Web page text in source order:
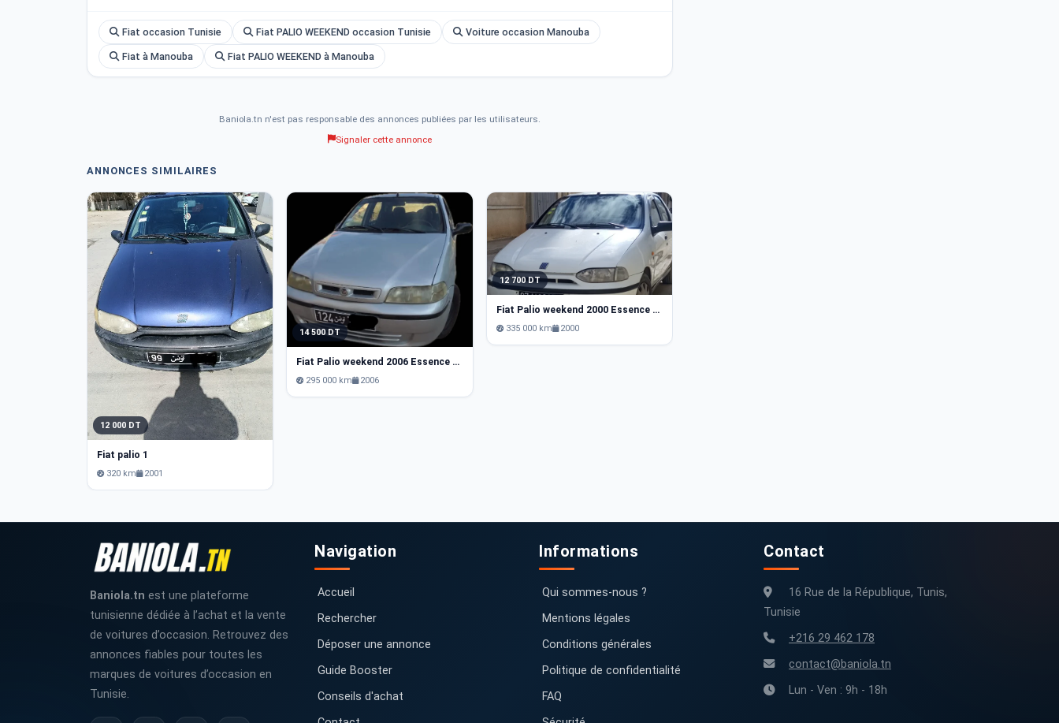
2 feux arrière neufs (encore dans l’emballage)
☎️ Contact : 53 576197
Fiat occasion Tunisie Fiat PALIO WEEKEND occasion Tunisie Voiture occasion Manouba
Fiat à Manouba Fiat PALIO WEEKEND à Manouba
Baniola.tn n'est pas responsable des annonces publiées par les utilisateurs.
Signaler cette annonce
ANNONCES SIMILAIRES
12 000 DT
Fiat palio 1
320 km 2001
14 500 DT
Fiat Palio weekend 2006 Essence Monastir
295 000 km 2006
12 700 DT
Fiat Palio weekend 2000 Essence Tunis
335 000 km 2000
Baniola.tn est une plateforme
tunisienne dédiée à l’achat et la vente
de voitures d’occasion. Retrouvez des
annonces fiables pour toutes les
marques de voitures d’occasion en
Tunisie.
Navigation
Accueil
Rechercher
Déposer une annonce
Guide Booster
Conseils d'achat
Informations
Qui sommes-nous ?
Mentions légales
Conditions générales
Politique de confidentialité
FAQ
Contact
16 Rue de la République, Tunis,
Tunisie
+216 29 462 178
contact@baniola.tn
Lun - Ven : 9h - 18h